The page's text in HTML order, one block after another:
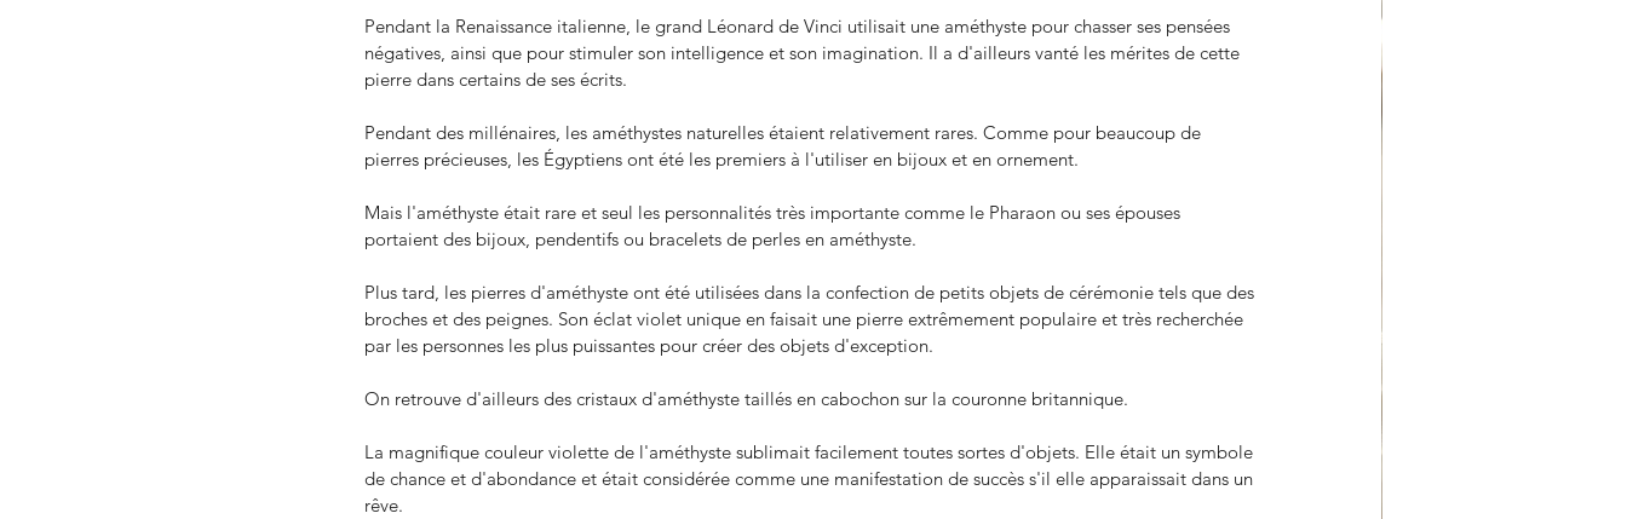
Capes et Louboumachins
Pendant la Renaissance italienne, le grand Léonard de Vinci utilisait une améthyste pour chasser ses pensées
négatives, ainsi que pour stimuler son intelligence et son imagination. Il a d'ailleurs vanté les mérites de cette
pierre dans certains de ses écrits.
Pendant des millénaires, les améthystes naturelles étaient relativement rares. Comme pour beaucoup de
pierres précieuses, les Égyptiens ont été les premiers à l'utiliser en bijoux et en ornement.
Mais l'améthyste était rare et seul les personnalités très importante comme le Pharaon ou ses épouses
portaient des bijoux, pendentifs ou bracelets de perles en améthyste.
Plus tard, les pierres d'améthyste ont été utilisées dans la confection de petits objets de cérémonie tels que des
broches et des peignes. Son éclat violet unique en faisait une pierre extrêmement populaire et très recherchée
par les personnes les plus puissantes pour créer des objets d'exception.
On retrouve d'ailleurs des cristaux d'améthyste taillés en cabochon sur la couronne britannique.
La magnifique couleur violette de l'améthyste sublimait facilement toutes sortes d'objets. Elle était un symbole
de chance et d'abondance et était considérée comme une manifestation de succès s'il elle apparaissait dans un
rêve.